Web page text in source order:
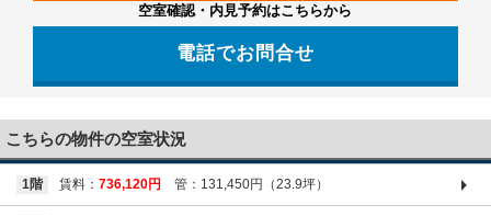
空室確認・内見予約はこちらから
電話でお問合せ
こちらの物件の空室状況
1階 賃料： 736,120円 管：131,450円（23.9坪）